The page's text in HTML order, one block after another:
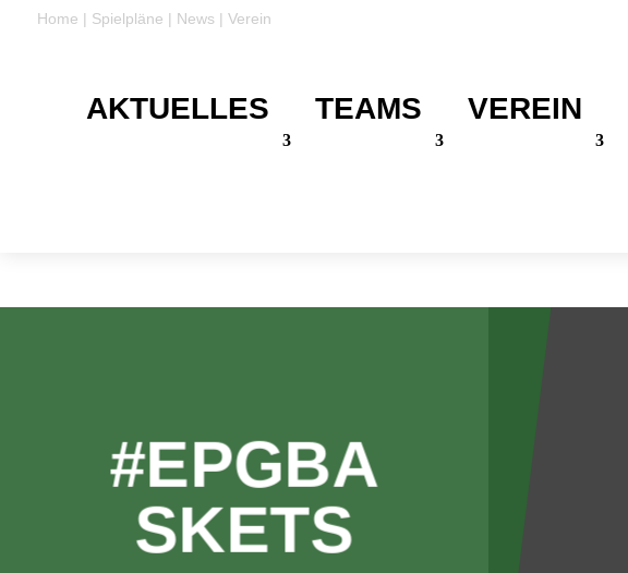
Home | Spielpläne | News | Verein
AKTUELLES TEAMS VEREIN
#EPGBA
SKETS